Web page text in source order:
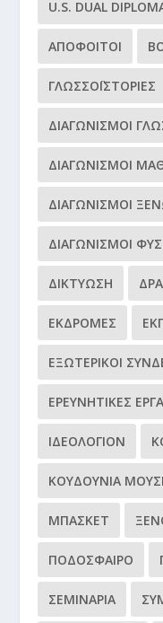
U.S. DUAL
ΑΠΌΦΟΙΤΟΙ
ΓΛΩΣΣΟΪΣΤΟΡΊΕΣ
ΔΙΑΓΩΝΙΣΜΟΊ
ΔΙΑΓΩΝΙΣΜΟΊ
ΔΙΑΓΩΝΙΣΜΟΊ
ΔΙΑΓΩΝΙΣΜΟΊ
ΔΙΚΤΎΩΣΗ
ΕΚΔΡΟΜΈΣ
ΕΞΩΤΕΡΙΚΟΊ
ΕΡΕΥΝΗΤΙΚΈΣ
ΙΔΕΟΛΌΓΙΟΝ
ΚΟΥΔΟΎΝΙΑ
ΜΠΆΣΚΕΤ
ΠΟΔΌΣΦΑΙΡΟ
ΣΕΜΙΝΆΡΙΑ